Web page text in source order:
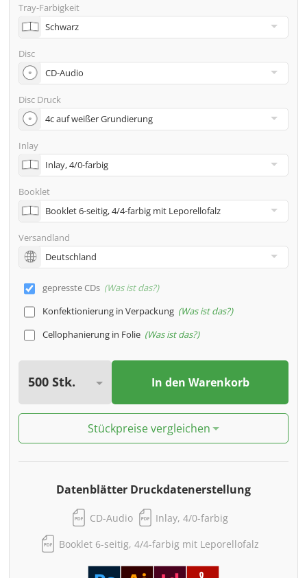
Viele weitere Möglichkeiten wie 2. Lieferadressen,
Neutraler Versand usw. gern auf Anfrage
Tray-Farbigkeit
Disc
Disc Druck
Inlay
Booklet
Versandland
gepresste CDs Was ist das?
Konfektionierung in Verpackung Was ist das?
Cellophanierung in Folie Was ist das?
In den Warenkorb
Stückpreise vergleichen
Datenblätter Druckdatenerstellung
CD-Audio Inlay, 4/0-farbig
Booklet 6-seitig, 4/4-farbig mit Leporellofalz